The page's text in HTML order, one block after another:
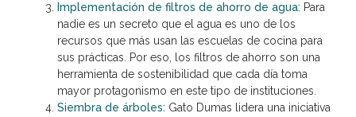
Implementación de filtros de ahorro de agua: Para
nadie es un secreto que el agua es uno de los
recursos que más usan las escuelas de cocina para
sus prácticas. Por eso, los filtros de ahorro son una
herramienta de sostenibilidad que cada día toma
mayor protagonismo en este tipo de instituciones.
Siembra de árboles: Gato Dumas lidera una iniciativa